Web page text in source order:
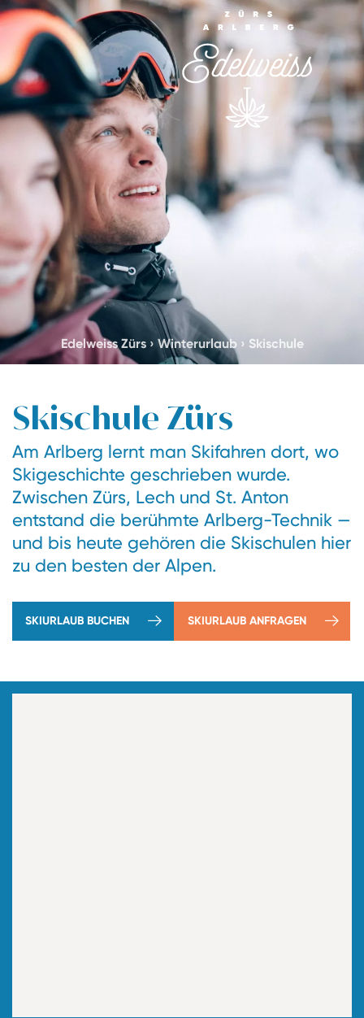
Edelweiss Zürs› Winterurlaub› Skischule
Skischule Zürs
Am Arlberg lernt man Skifahren dort, wo
Skigeschichte geschrieben wurde.
Zwischen Zürs, Lech und St. Anton
entstand die berühmte Arlberg-Technik —
und bis heute gehören die Skischulen hier
zu den besten der Alpen.
SKIURLAUB BUCHEN SKIURLAUB ANFRAGEN